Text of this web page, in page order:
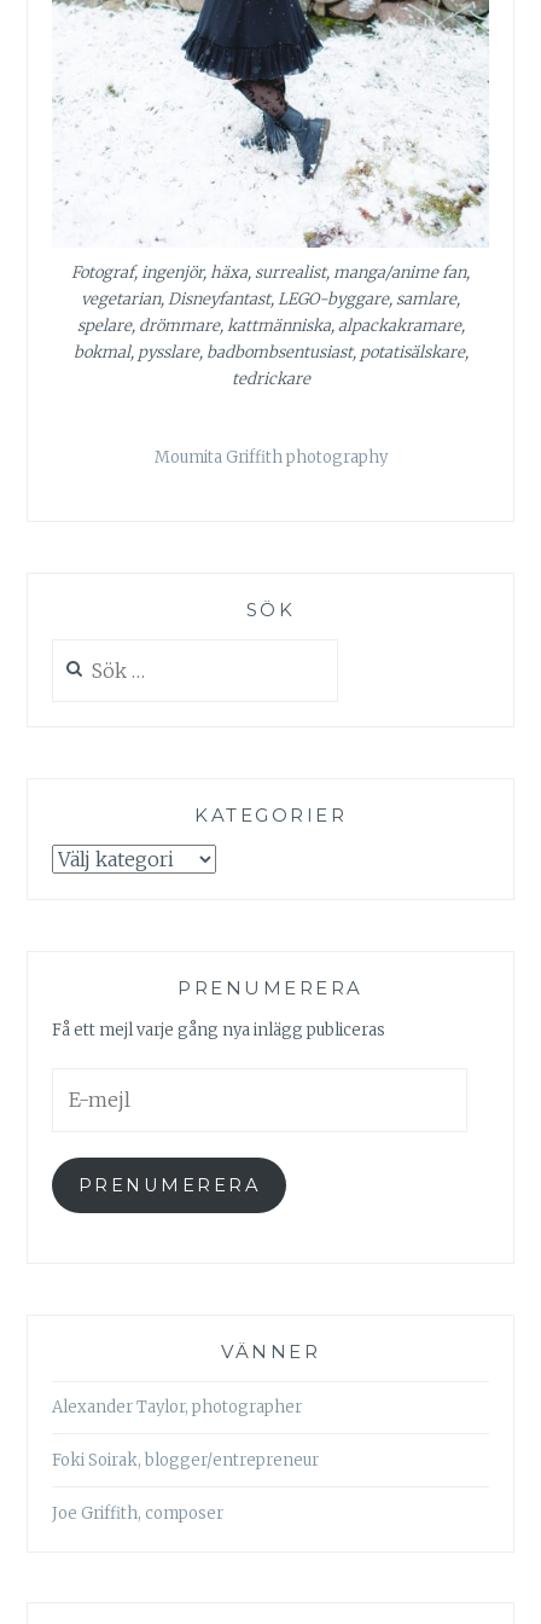
Fotograf, ingenjör, häxa, surrealist, manga/anime fan,
vegetarian, Disneyfantast, LEGO-byggare, samlare,
spelare, drömmare, kattmänniska, alpackakramare,
bokmal, pysslare, badbombsentusiast, potatisälskare,
tedrickare
Moumita Griffith photography
SÖK
efter:
KATEGORIER
Kategorier
PRENUMERERA
Få ett mejl varje gång nya inlägg publiceras
mejl
PRENUMERERA
VÄNNER
Alexander Taylor, photographer
Foki Soirak, blogger/entrepreneur
Joe Griffith, composer